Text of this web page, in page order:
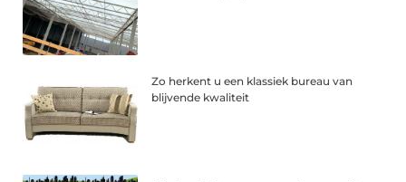
Zo herkent u een klassiek bureau van
blijvende kwaliteit